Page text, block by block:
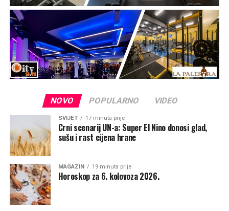
NOVO POPULARNO VIDEO
SVIJET 17 minuta prije
Crni scenarij UN-a: Super El Nino donosi glad,
sušu i rast cijena hrane
MAGAZIN 19 minuta prije
Horoskop za 6. kolovoza 2026.